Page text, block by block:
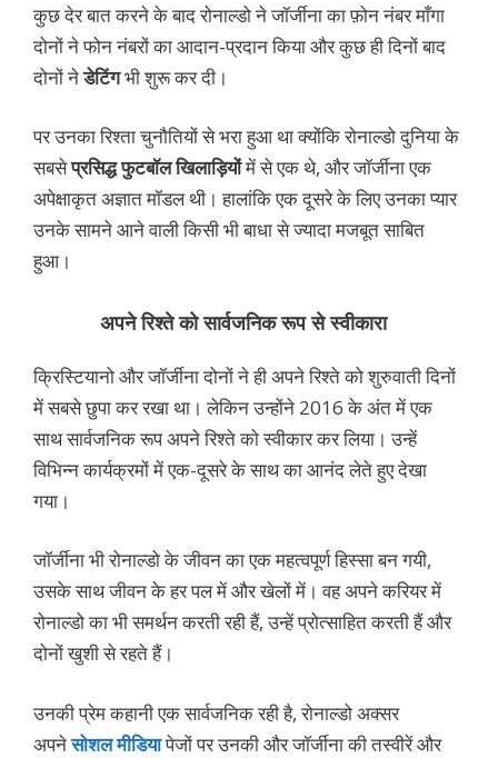
कुछ देर बात करने के बाद रोनाल्डो ने जॉर्जीना का फ़ोन नंबर माँगा
दोनों ने फोन नंबरों का आदान-प्रदान किया और कुछ ही दिनों बाद
दोनों नेडेटिंगभी शुरू कर दी।
पर उनका रिश्ता चुनौतियों से भरा हुआ था क्योंकि रोनाल्डो दुनिया के
सबसेप्रसिद्ध फुटबॉल खिलाड़ियोंमें से एक थे, और जॉर्जीना एक
अपेक्षाकृत अज्ञात मॉडल थी। हालांकि एक दूसरे के लिए उनका प्यार
उनके सामने आने वाली किसी भी बाधा से ज्यादा मजबूत साबित
हुआ।
अपने रिश्ते को सार्वजनिक रूप से स्वीकारा
क्रिस्टियानो और जॉर्जीना दोनों ने ही अपने रिश्ते को शुरुवाती दिनों
में सबसे छुपा कर रखा था। लेकिन उन्होंने 2016 के अंत में एक
साथ सार्वजनिक रूप अपने रिश्ते को स्वीकार कर लिया। उन्हें
विभिन्न कार्यक्रमों में एक-दूसरे के साथ का आनंद लेते हुए देखा
गया।
जॉर्जीना भी रोनाल्डो के जीवन का एक महत्वपूर्ण हिस्सा बन गयी,
उसके साथ जीवन के हर पल में और खेलों में। वह अपने करियर में
रोनाल्डो का भी समर्थन करती रही हैं, उन्हें प्रोत्साहित करती हैं और
दोनों खुशी से रहते हैं।
उनकी प्रेम कहानी एक सार्वजनिक रही है, रोनाल्डो अक्सर
अपनेसोशल मीडियापेजों पर उनकी और जॉर्जीना की तस्वीरें और